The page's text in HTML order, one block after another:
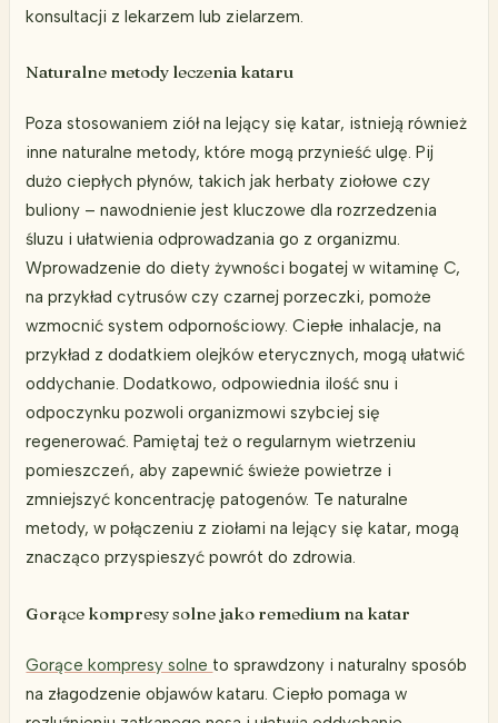
konsultacji z lekarzem lub zielarzem.
Naturalne metody leczenia kataru
Poza stosowaniem ziół na lejący się katar, istnieją również
inne naturalne metody, które mogą przynieść ulgę. Pij
dużo ciepłych płynów, takich jak herbaty ziołowe czy
buliony – nawodnienie jest kluczowe dla rozrzedzenia
śluzu i ułatwienia odprowadzania go z organizmu.
Wprowadzenie do diety żywności bogatej w witaminę C,
na przykład cytrusów czy czarnej porzeczki, pomoże
wzmocnić system odpornościowy. Ciepłe inhalacje, na
przykład z dodatkiem olejków eterycznych, mogą ułatwić
oddychanie. Dodatkowo, odpowiednia ilość snu i
odpoczynku pozwoli organizmowi szybciej się
regenerować. Pamiętaj też o regularnym wietrzeniu
pomieszczeń, aby zapewnić świeże powietrze i
zmniejszyć koncentrację patogenów. Te naturalne
metody, w połączeniu z ziołami na lejący się katar, mogą
znacząco przyspieszyć powrót do zdrowia.
Gorące kompresy solne jako remedium na katar
Gorące kompresy solne to sprawdzony i naturalny sposób
na złagodzenie objawów kataru. Ciepło pomaga w